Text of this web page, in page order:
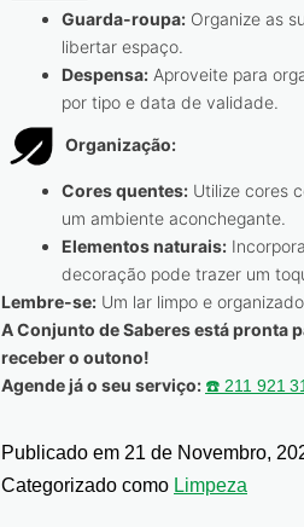
Guarda-roupa: Organize as
libertar espaço.
Despensa: Aproveite para
por tipo e data de validade.
Organização:
Cores quentes: Utilize cores
um ambiente aconchegante.
Elementos naturais:
decoração pode trazer um
Lembre-se: Um lar limpo e
A Conjunto de Saberes está pronta
receber o outono!
Agende já o seu serviço: ☎️ 211 921
Publicado em 21 de Novembro,
Categorizado como Limpeza